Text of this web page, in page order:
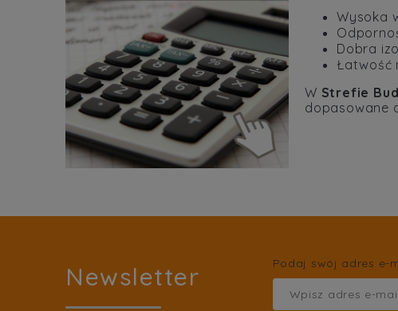
Wysoka
Dobra
Łatwość
W Strefie
dopasowane
Newsletter Podaj swój adres e-